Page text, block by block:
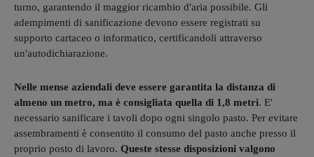
turno, garantendo il maggior ricambio d'aria possibile. Gli
adempimenti di sanificazione devono essere registrati su
supporto cartaceo o informatico, certificandoli attraverso
un'autodichiarazione.
Nelle mense aziendali deve essere garantita la distanza di
almeno un metro, ma è consigliata quella di 1,8 metri. E'
necessario sanificare i tavoli dopo ogni singolo pasto. Per evitare
assembramenti è consentito il consumo del pasto anche presso il
proprio posto di lavoro. Queste stesse disposizioni valgono